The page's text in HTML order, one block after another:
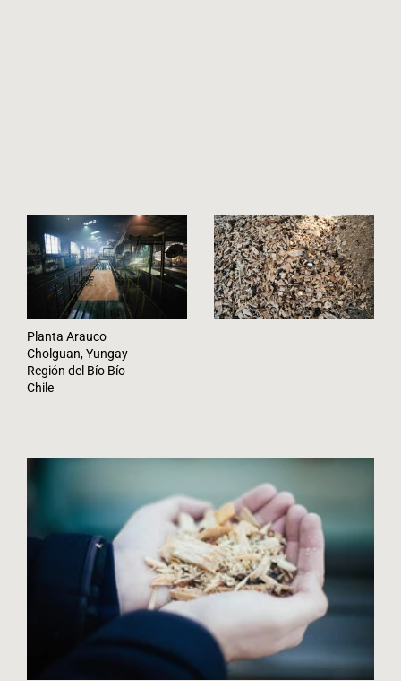
Planta Arauco
Cholguan, Yungay
Región del Bío Bío
Chile